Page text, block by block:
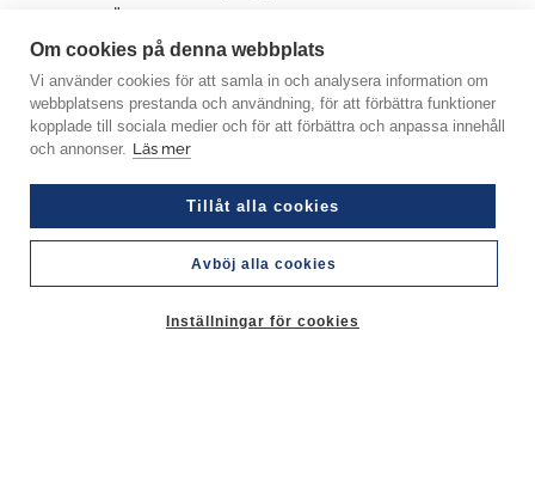
Mellan09.00-09.30och12.00-12.30
Navigation
Produkter
Om oss
Invasiva arter & växter
Kontakta oss
Om cookies på denna webbplats
Vi använder cookies för att samla in och analysera information om
webbplatsens prestanda och användning, för att förbättra funktioner
kopplade till sociala medier och för att förbättra och anpassa innehåll
och annonser. Läs mer
Tillåt alla cookies
Avböj alla cookies
Inställningar för cookies